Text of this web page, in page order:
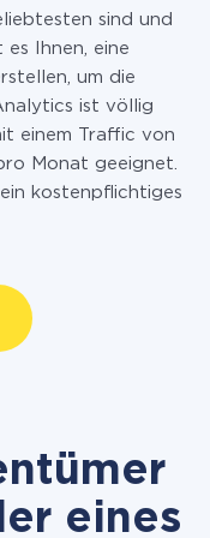
sind und
es Ihnen, eine
um die
ist völlig
einem Traffic von
Monat geeignet.
kostenpflichtiges
eines